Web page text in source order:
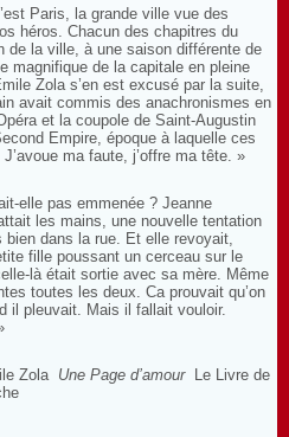
Paris, la grande ville vue des
héros. Chacun des chapitres du
de la ville, à une saison différente de
magnifique de la capitale en pleine
Zola s’en est excusé par la suite,
avait commis des anachronismes en
et la coupole de Saint-Augustin
Empire, époque à laquelle ces
ma faute, j’offre ma tête. »
elle pas emmenée ? Jeanne
les mains, une nouvelle tentation
bien dans la rue. Et elle revoyait,
fille poussant un cerceau sur le
là était sortie avec sa mère. Même
toutes les deux. Ca prouvait qu’on
il pleuvait. Mais il fallait vouloir.
Zola Une Page d’amourLe Livre de